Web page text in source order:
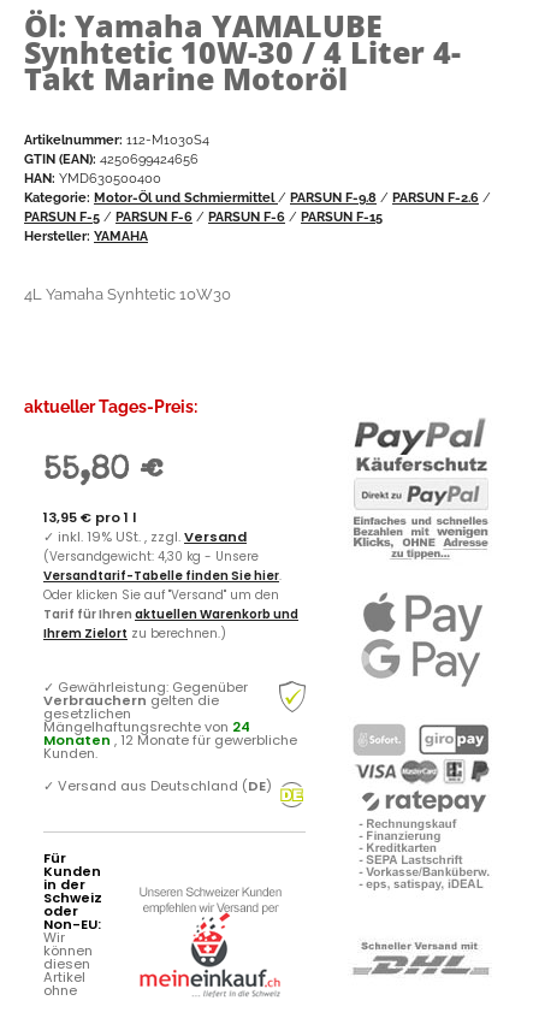
Öl: Yamaha YAMALUBE
Synhtetic 10W-30 / 4 Liter 4-
Takt Marine Motoröl
Artikelnummer: 112-M1030S4
GTIN (EAN): 4250699424656
HAN: YMD630500400
Kategorie: Motor-Öl und Schmiermittel / PARSUN F-9.8 / PARSUN F-2.6 /
PARSUN F-5 / PARSUN F-6 / PARSUN F-6 / PARSUN F-15
Hersteller: YAMAHA
4L Yamaha Synhtetic 10W30
aktueller Tages-Preis:
55,80 €
13,95 € pro 1 l
✓ inkl. 19% USt. , zzgl.Versand
(Versandgewicht: 4,30 kg - Unsere
Versandtarif-Tabelle finden Sie hier.
Oder klicken Sie auf "Versand" um den
Tarif für Ihren aktuellen Warenkorb und
Ihrem Zielort zu berechnen.)
✓ Gewährleistung: Gegenüber
Verbrauchern gelten die
gesetzlichen
Mängelhaftungsrechte von 24
Monaten , 12 Monate für gewerbliche
Kunden.
✓ Versand aus Deutschland (DE)
Für
Kunden
in der
Schweiz
oder
Non-EU:
Wir
können
diesen
Artikel
ohne